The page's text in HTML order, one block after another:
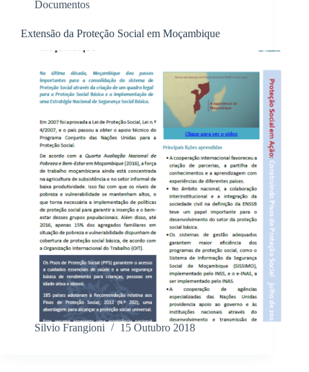
Documentos
Extensão da Proteção Social em Moçambique
Silvio Frangioni 15 Outubro 2018